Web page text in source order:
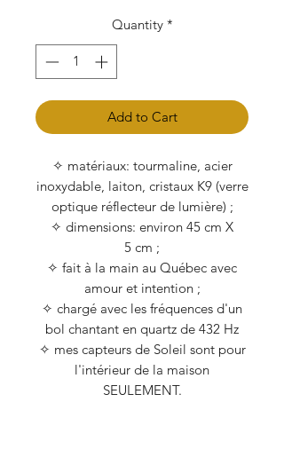
Quantity *
Add to Cart
✧ matériaux: tourmaline, acier
inoxydable, laiton, cristaux K9 (verre
optique réflecteur de lumière) ;
✧ dimensions: environ 45 cm X
5 cm ;
✧ fait à la main au Québec avec
amour et intention ;
✧ chargé avec les fréquences d'un
bol chantant en quartz de 432 Hz
✧ mes capteurs de Soleil sont pour
l'intérieur de la maison
SEULEMENT.